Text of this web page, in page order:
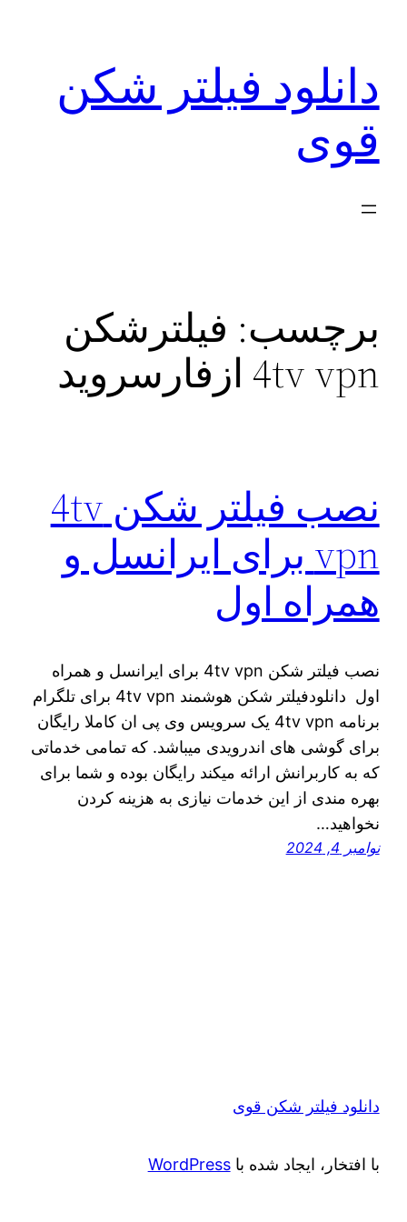
دانلود فیلتر شکن
قوی
برچسب: فیلترشکن
4tv vpn ازفارسروید
نصب فیلتر شکن 4tv
vpn برای ايرانسل و
همراه اول
نصب فیلتر شکن 4tv vpn برای ايرانسل و همراه
اول دانلودفیلتر شکن هوشمند 4tv vpn برای تلگرام
برنامه 4tv vpn یک سرویس وی پی ان کاملا رایگان
برای گوشی های اندرویدی میباشد. که تمامی خدماتی
که به کاربرانش ارائه میکند رایگان بوده و شما برای
بهره مندی از این خدمات نیازی به هزینه کردن
نخواهید…
نوامبر 4, 2024
دانلود فیلتر شکن قوی
با افتخار، ایجاد شده باWordPress